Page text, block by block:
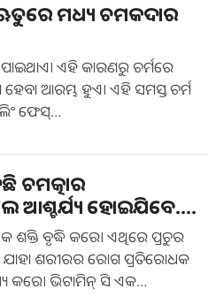
ଋତୁରେ ମଧ୍ୟ ଚମକଦାର
ପାଇଥାଏ। ଏହି କାରଣରୁ ଚର୍ମରେ
ହେବା ଆରମ୍ଭ ହୁଏ। ଏହି ସମସ୍ତ ଚର୍ମ
ଫେସ୍…
ଚମତ୍କାର
ଆଶ୍ଚର୍ଯ୍ୟ ହୋଇଯିବେ....
ବୃଦ୍ଧି କରେ। ଏଥିରେ ପ୍ରଚୁର
ଶରୀରର ରୋଗ ପ୍ରତିରୋଧକ
କରେ। ଭିଟାମିନ୍ ସି ଏକ…